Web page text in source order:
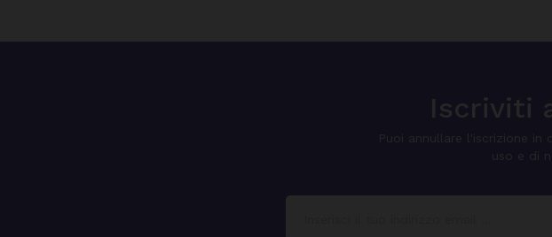
Iscriviti
Puoi annullare l'iscrizione in
uso e di